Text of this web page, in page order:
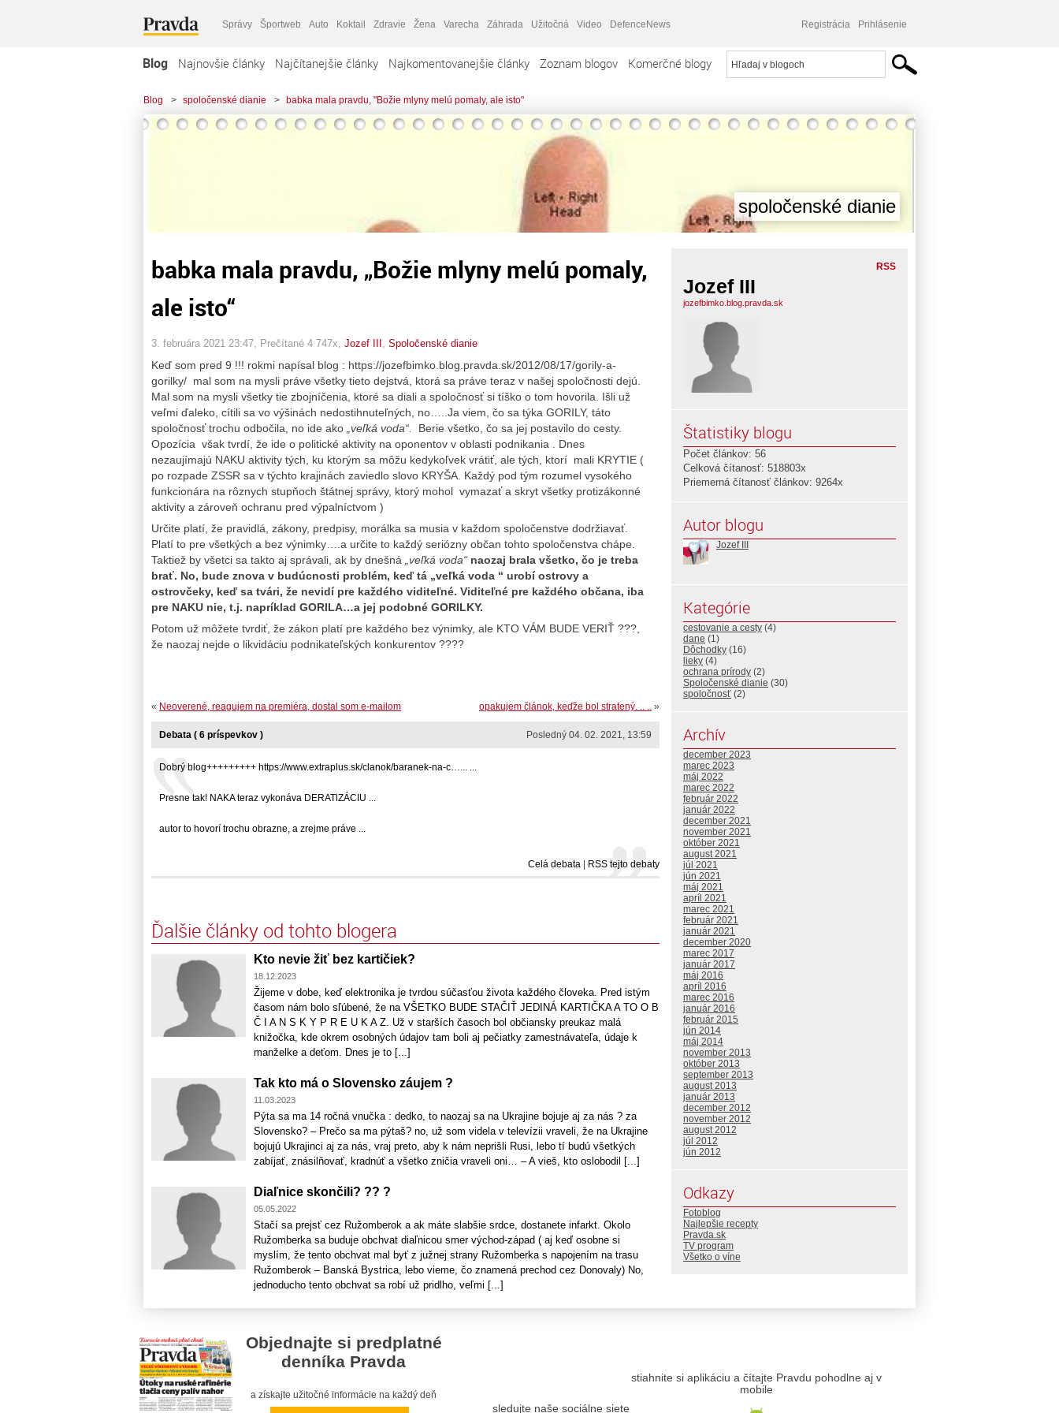
Správy Športweb Auto Koktail Zdravie Žena Varecha Záhrada Užitočná Video DefenceNews Registrácia Prihlásenie
Blog Najnovšie články Najčítanejšie články Najkomentovanejšie články Zoznam blogov Komerčné blogy
Blog > spoločenské dianie > babka mala pravdu, "Božie mlyny melú pomaly, ale isto"
spoločenské dianie
babka mala pravdu, „Božie mlyny melú pomaly,
ale isto“
3. februára 2021 23:47 , Prečítané 4 747x, Jozef III Spoločenské dianie
Keď som pred 9 !!! rokmi napísal blog : https://jozefbimko.blog.pravda.sk/2012/08/17/gorily-a-
gorilky/ mal som na mysli práve všetky tieto dejstvá, ktorá sa práve teraz v našej spoločnosti dejú.
Mal som na mysli všetky tie zbojníčenia, ktoré sa diali a spoločnosť si tíško o tom hovorila. Išli už
veľmi ďaleko, cítili sa vo výšinách nedostihnuteľných, no…..Ja viem, čo sa týka GORILY, táto
spoločnosť trochu odbočila, no ide ako „veľká voda“. Berie všetko, čo sa jej postavilo do cesty.
Opozícia však tvrdí, že ide o politické aktivity na oponentov v oblasti podnikania . Dnes
nezaujímajú NAKU aktivity tých, ku ktorým sa môžu kedykoľvek vrátiť, ale tých, ktorí mali KRYTIE (
po rozpade ZSSR sa v týchto krajinách zaviedlo slovo KRYŠA. Každý pod tým rozumel vysokého
funkcionára na rôznych stupňoch štátnej správy, ktorý mohol vymazať a skryt všetky protizákonné
aktivity a zároveň ochranu pred výpalníctvom )
Určite platí, že pravidlá, zákony, predpisy, morálka sa musia v každom spoločenstve dodržiavať.
Platí to pre všetkých a bez výnimky….a určite to každý seriózny občan tohto spoločenstva chápe.
Taktiež by všetci sa takto aj správali, ak by dnešná
„veľká voda“ naozaj brala všetko, čo je treba
brať. No, bude znova v budúcnosti problém, keď tá „veľká voda “ urobí ostrovy a
ostrovčeky, keď sa tvári, že nevidí pre každého viditeľné. Viditeľné pre každého občana, iba
pre NAKU nie, t.j. napríklad GORILA…a jej podobné GORILKY.
Potom už môžete tvrdiť, že zákon platí pre každého bez výnimky, ale KTO VÁM BUDE VERIŤ ???,
že naozaj nejde o likvidáciu podnikateľských konkurentov ????
opakujem článok, keďže bol stratený. .. .. »
« Neoverené, reagujem na premiéra, dostal som e-mailom
Posledný 04. 02. 2021, 13:59
Debata ( 6 príspevkov )
Dobrý blog+++++++++ https://www.extraplus.sk/clanok/baranek-na-c…... ...
Presne tak! NAKA teraz vykonáva DERATlZÁCIU ...
autor to hovorí trochu obrazne, a zrejme práve ...
Celá debata RSS tejto debaty
Ďalšie články od tohto blogera
Kto nevie žiť bez kartičiek?
18.12.2023
Žijeme v dobe, keď elektronika je tvrdou súčasťou života každého človeka. Pred istým
časom nám bolo sľúbené, že na VŠETKO BUDE STAČIŤ JEDINÁ KARTIČKA A TO O B
Č I A N S K Y P R E U K A Z. Už v starších časoch bol občiansky preukaz malá
knižočka, kde okrem osobných údajov tam boli aj pečiatky zamestnávateľa, údaje k
manželke a deťom. Dnes je to [...]
Tak kto má o Slovensko záujem ?
11.03.2023
Pýta sa ma 14 ročná vnučka : dedko, to naozaj sa na Ukrajine bojuje aj za nás ? za
Slovensko? – Prečo sa ma pýtaš? no, už som videla v televízii vraveli, že na Ukrajine
bojujú Ukrajinci aj za nás, vraj preto, aby k nám neprišli Rusi, lebo tí budú všetkých
zabíjať, znásilňovať, kradnúť a všetko zničia vraveli oni… – A vieš, kto oslobodil [...]
Diaľnice skončili? ?? ?
05.05.2022
Stačí sa prejsť cez Ružomberok a ak máte slabšie srdce, dostanete infarkt. Okolo
Ružomberka sa buduje obchvat diaľnicou smer východ-západ ( aj keď osobne si
myslím, že tento obchvat mal byť z južnej strany Ružomberka s napojením na trasu
Ružomberok – Banská Bystrica, lebo vieme, čo znamená prechod cez Donovaly) No,
jednoducho tento obchvat sa robí už pridlho, veľmi [...]
RSS
Jozef III
jozefbimko.blog.pravda.sk
Štatistiky blogu
Počet článkov: 56
Celková čítanosť: 518803x
Priemerná čítanosť článkov: 9264x
Autor blogu
Jozef III
Kategórie
cestovanie a cesty (4)
dane (1)
Dôchodky (16)
lieky (4)
ochrana prírody (2)
Spoločenské dianie (30)
spoločnosť (2)
Archív
december 2023
marec 2023
máj 2022
marec 2022
február 2022
január 2022
december 2021
november 2021
október 2021
august 2021
júl 2021
jún 2021
máj 2021
apríl 2021
marec 2021
február 2021
január 2021
december 2020
marec 2017
január 2017
máj 2016
apríl 2016
marec 2016
január 2016
február 2015
jún 2014
máj 2014
november 2013
október 2013
september 2013
august 2013
január 2013
december 2012
november 2012
august 2012
júl 2012
jún 2012
Odkazy
Fotoblog
Najlepšie recepty
Pravda.sk
TV program
Všetko o víne
Objednajte si predplatné
denníka Pravda
a získajte užitočné informácie na každý deň
sledujte naše sociálne siete
stiahnite si aplikáciu a čítajte Pravdu pohodlne aj v
mobile